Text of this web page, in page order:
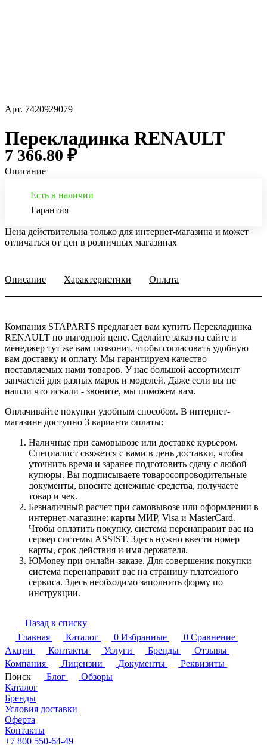
Арт. 7420929079
Перекладинка RENAULT
7 366.80 ₽
Описание
Есть в наличии
Гарантия
Цена действительна только для интернет-магазина и может
отличаться от цен в розничных магазинах
Описание Характеристики Оплата
Компания STAPARTS предлагает вам купить Перекладинка
RENAULT по выгодной цене. Сделайте заказ на сайте и
менеджер тут же вам позвонит, чтобы согласовать удобную
вам доставку и оплату. Мы гарантируем качество
поставляемых нами товаров. У нас большой ассортимент
запчастей для разных марок и моделей. Даже если вы не
нашли что искали - звоните, мы поможем вам.
Оплачивайте покупки удобным способом. В интернет-
магазине доступно 3 варианта оплаты:
Наличные при самовывозе или доставке курьером.
Специалист свяжется с вами в день доставки, чтобы
уточнить время и заранее подготовить сдачу с любой
купюры. Вы подписываете товаросопроводительные
документы, вносите денежные средства, получаете
товар и чек.
Безналичный расчет при самовывозе или оформлении в
интернет-магазине: карты МИР, Visa и MasterCard.
Чтобы оплатить покупку, система перенаправит вас на
сервер системы ASSIST. Здесь нужно ввести номер
карты, срок действия и имя держателя.
ЮMoney при онлайн-заказе. Для совершения покупки
система перенаправит вас на страницу платежного
сервиса. Здесь необходимо заполнить форму по
инструкции.
Назад к списку
Главная
Каталог 0 Избранные 0 Сравнение
Акции
Контакты Услуги Бренды
Отзывы
Компания
Лицензии Документы
Реквизиты
Поиск
Блог
Обзоры
Каталог
Бренды
Условия доставки
Оферта
Контакты
+7 800 550-64-49